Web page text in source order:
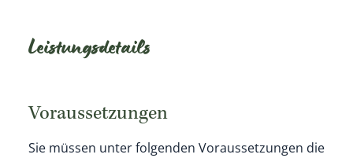
Leistungsdetails
Voraussetzungen
Sie müssen unter folgenden Voraussetzungen die